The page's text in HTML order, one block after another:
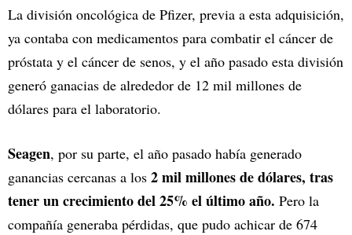
La división oncológica de Pfizer, previa a esta adquisición,
ya contaba con medicamentos para combatir el cáncer de
próstata y el cáncer de senos, y el año pasado esta división
generó ganacias de alrededor de 12 mil millones de
dólares para el laboratorio.
Seagen, por su parte, el año pasado había generado
ganancias cercanas a los 2 mil millones de dólares, tras
tener un crecimiento del 25% el último año. Pero la
compañía generaba pérdidas, que pudo achicar de 674